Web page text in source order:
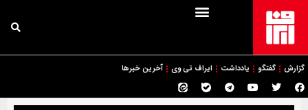
گزارش گفتگو یادداشت ایراف تی وی آخرین خبرها